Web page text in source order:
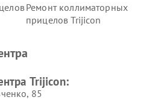
Ремонт коллиматорных
прицелов Trijicon
Trijicon:
85